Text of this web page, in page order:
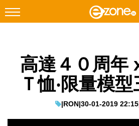
Facebook Instagram
科技焦點
遊戲動漫
高達４０周年
Ｔ恤‧限量模
|RON|30-01-2019 22:15